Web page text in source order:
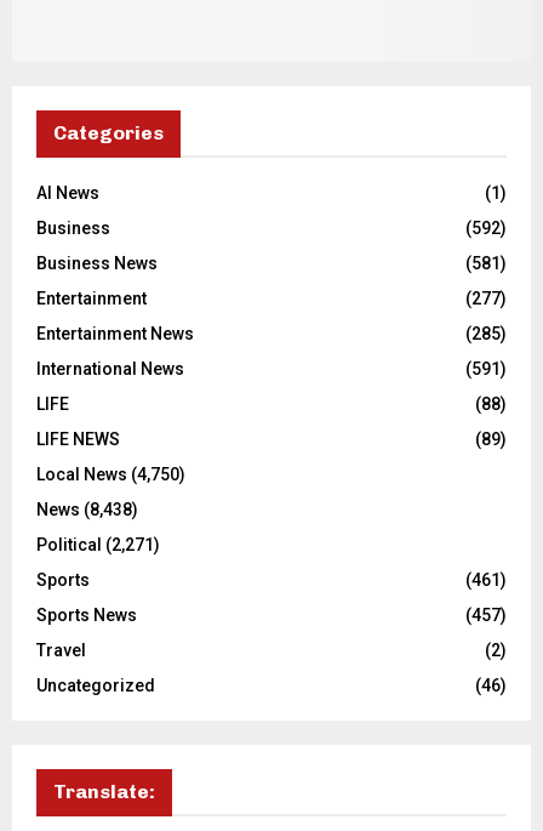
Categories
AI News
(1)
Business
(592)
Business News
(581)
Entertainment
(277)
Entertainment News
(285)
International News
(591)
LIFE
(88)
LIFE NEWS
(89)
Local News (4,750)
News (8,438)
Political (2,271)
Sports
(461)
Sports News
(457)
Travel
(2)
Uncategorized
(46)
Translate: